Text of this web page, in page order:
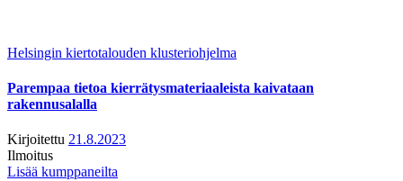
Helsingin kiertotalouden klusteriohjelma
Parempaa tietoa kierrätysmateriaaleista kaivataan
rakennusalalla
Kirjoitettu 21.8.2023
Ilmoitus
Lisää kumppaneilta